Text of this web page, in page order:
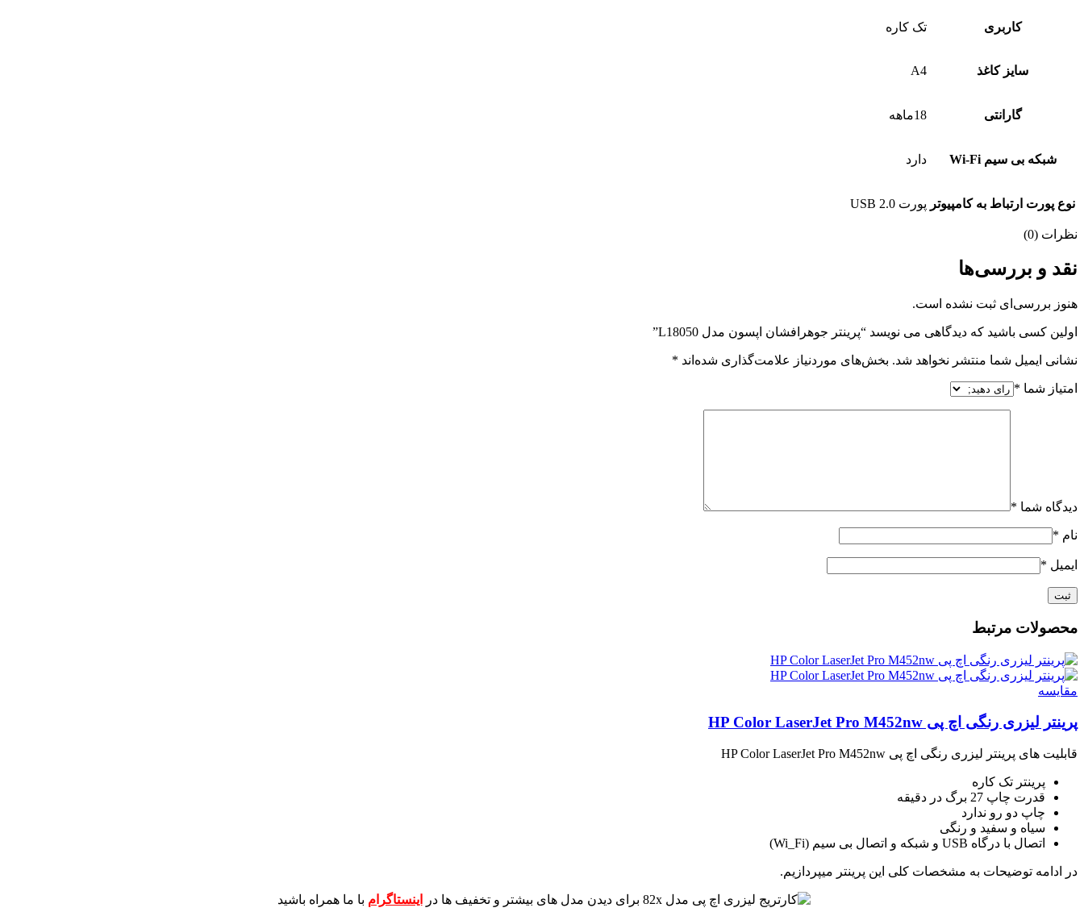
کاربری تک کاره
سایز کاغذ A4
گارانتی 18ماهه
شبکه بی سیم Wi-Fi دارد
نوع پورت ارتباط به کامپیوتر پورت USB 2.0
نظرات (0)
نقد و بررسی‌ها
هنوز بررسی‌ای ثبت نشده است.
اولین کسی باشید که دیدگاهی می نویسد “پرینتر جوهرافشان اپسون مدل L18050”
نشانی ایمیل شما منتشر نخواهد شد. بخش‌های موردنیاز علامت‌گذاری شده‌اند *
امتیاز شما *
دیدگاه شما *
نام *
ایمیل *
محصولات مرتبط
مقايسه
پرینتر لیزری رنگی اچ پی HP Color LaserJet Pro M452nw
قابلیت های پرینتر لیزری رنگی اچ پی HP Color LaserJet Pro M452nw
پرینتر تک کاره
قدرت چاپ 27 برگ در دقیقه
چاپ دو رو ندارد
سیاه و سفید و رنگی
اتصال با درگاه USB و شبکه و اتصال بی سیم (Wi_Fi)
در ادامه توضیحات به مشخصات کلی این پرینتر میپردازیم.
برای دیدن مدل های بیشتر و تخفیف ها در اینستاگرام با ما همراه باشید